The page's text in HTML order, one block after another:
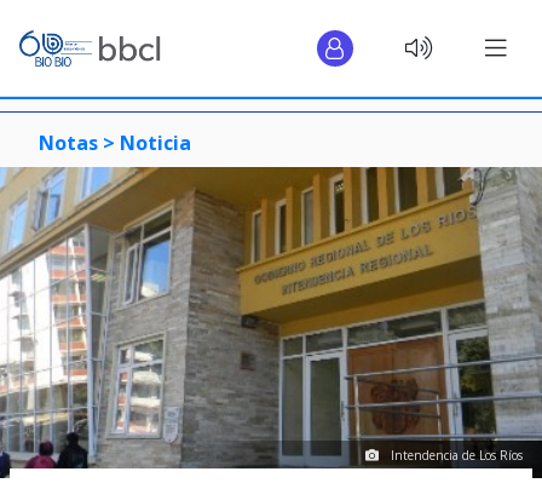
Notas > Noticia
Intendencia de Los Ríos